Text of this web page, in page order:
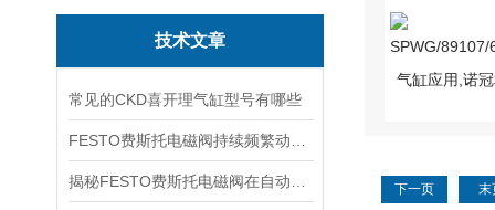
技术文章
常见的CKD喜开理气缸型号有哪些
下一页 末